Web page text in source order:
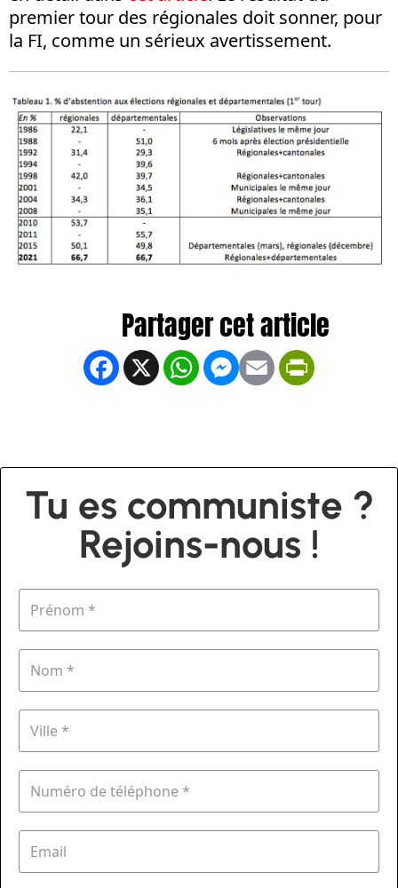
premier tour des régionales doit sonner, pour
la FI, comme un sérieux avertissement.
Facebook
X WhatsApp
Messenger
Email
Tu es communiste ?
Rejoins-nous !